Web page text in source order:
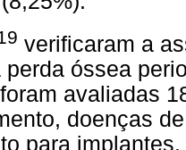
verificaram a
perda óssea
avaliadas
doenças
para